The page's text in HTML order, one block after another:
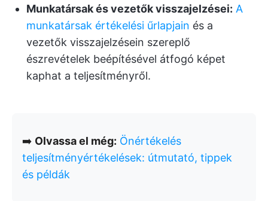
Munkatársak és vezetők visszajelzései: A
munkatársak értékelési űrlapjain és a
vezetők visszajelzésein szereplő
észrevételek beépítésével átfogó képet
kaphat a teljesítményről.
➡️ Olvassa el még: Önértékelés
teljesítményértékelések: útmutató, tippek
és példák